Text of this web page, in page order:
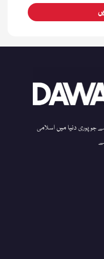
پوری دنیا میں اسلامی